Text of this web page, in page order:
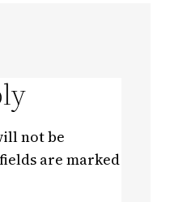
not be
are marked